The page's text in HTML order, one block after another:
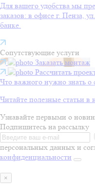
Для вашего удобства мы
заказов: в офисе г. Пенза,
банке.
Сопутствующие услуги
Заказать монтаж
Рассчитать
Что важного нужно знать о
Читайте полезные статьи в
Узнавайте первыми о
Подпишитесь на рассылку
персональных данных и
конфиденциальности
×